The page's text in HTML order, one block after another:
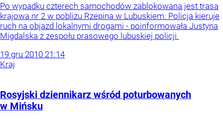
Po wypadku czterech samochodów zablokowana jest trasa
krajowa nr 2 w pobliżu Rzepina w Lubuskiem. Policja kieruje
ruch na objazd lokalnymi drogami - poinformowała Justyna
Migdalska z zespołu prasowego lubuskiej policji.
19 gru 2010 21:14
Kraj
Rosyjski dziennikarz wśród poturbowanych
w Mińsku